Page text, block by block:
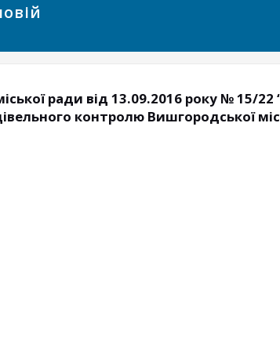
ради від 13.09.2016 року № 15/
контролю Вишгородської